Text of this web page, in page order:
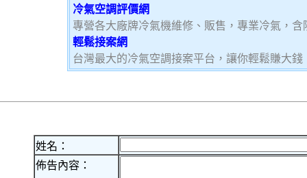
冷氣空調評價網
專營各大廠牌冷氣機維修、販售，專業冷氣，
輕鬆接案網
台灣最大的冷氣空調接案平台，讓你輕鬆賺大
姓名：
佈告內容：